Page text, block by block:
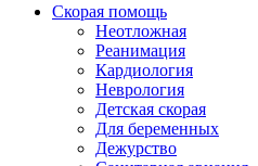
Скорая помощь
Неотложная
Реанимация
Кардиология
Неврология
Детская скорая
Для беременных
Дежурство